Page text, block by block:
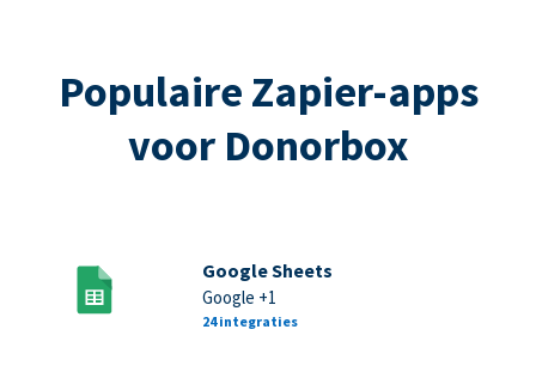
Populaire Zapier-apps
voor Donorbox
Google Sheets
Google +1
24 integraties